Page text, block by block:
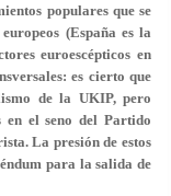
populares que se
(España es la
euroescépticos en
es cierto que
de la UKIP, pero
en el seno del Partido
La presión de estos
para la salida de